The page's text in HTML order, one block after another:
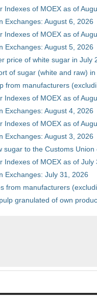
Indexes of MOEX as of
Exchanges: August 6, 2026
Indexes of MOEX as of
Exchanges: August 5, 2026
price of white sugar in July
of sugar (white and raw)
from manufacturers
Indexes of MOEX as of
Exchanges: August 4, 2026
Indexes of MOEX as of
Exchanges: August 3, 2026
sugar to the Customs
Indexes of MOEX as of July
Exchanges: July 31, 2026
from manufacturers
granulated of own